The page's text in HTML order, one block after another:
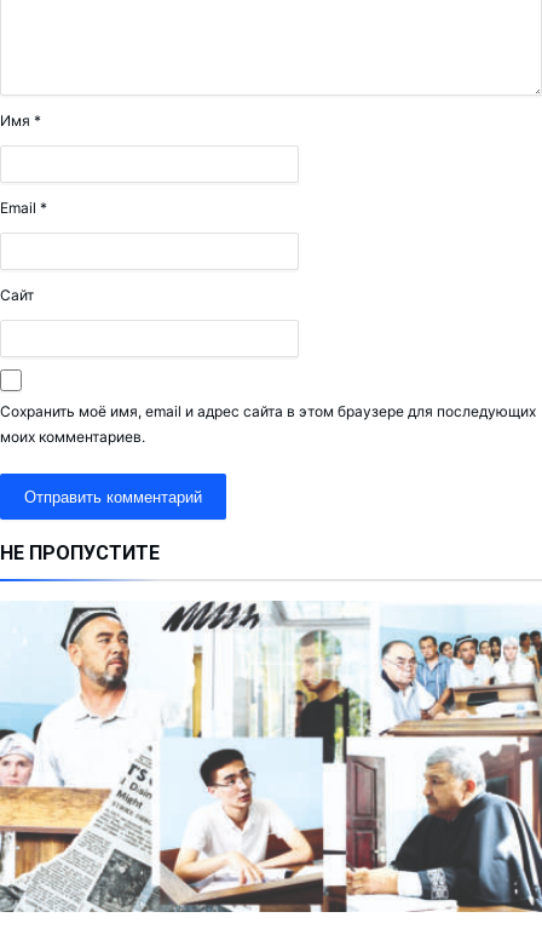
Имя *
Email *
Сайт
Сохранить моё имя, email и адрес сайта в этом браузере для последующих
моих комментариев.
НЕ ПРОПУСТИТЕ